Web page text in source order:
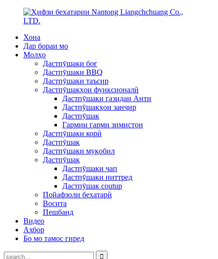
Хона
Дар бораи мо
Молҳо
Дастпӯшаки боғ
Дастпӯшаки BBQ
Дастпӯшаки таъсир
Дастпӯшакҳои функсионалӣ
Дастпӯшаки газидаи Анти
Дастпӯшакҳои занҷир
Дастпӯшак
Гармии гарми зимистон
Дастпӯшаки корӣ
Дастпӯшак
Дастпӯшаки муқобил
Дастпӯшак
Дастпӯшаки чап
Дастпӯшаки ниттред
Дастпӯшак coutup
Пойафзоли бехатарӣ
Восита
Пешбанд
Видео
Ахбор
Бо мо тамос гиред